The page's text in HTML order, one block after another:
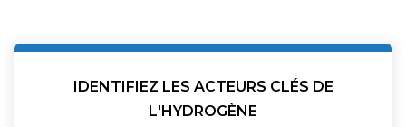
IDENTIFIEZ LES ACTEURS CLÉS DE
L'HYDROGÈNE